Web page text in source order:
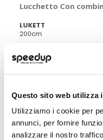
Questo sito web utilizza
Utilizziamo i cookie per
annunci, per fornire
analizzare il nostro
Lucchetto Con
LUKETT
200cm
7,95 €
CONSEGNA IN 48H